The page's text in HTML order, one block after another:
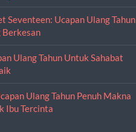
Seventeen: Ucapan Ulang Tahun
Berkesan
Ulang Tahun Untuk Sahabat
Ulang Tahun Penuh Makna
Ibu Tercinta